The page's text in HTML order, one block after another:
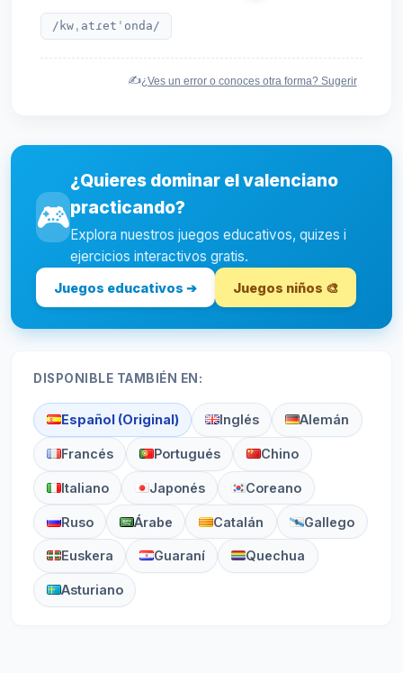
/kwˌatɾetˈonda/
✍️¿Ves un error o conoces otra forma? Sugerir
🎮
¿Quieres dominar el valenciano
practicando?
Explora nuestros juegos educativos, quizes i
ejercicios interactivos gratis.
Juegos educativos ➔ Juegos niños 🎨
DISPONIBLE TAMBIÉN EN:
Español (Original) Inglés Alemán
Francés Portugués Chino
Italiano Japonés Coreano
Ruso Árabe Catalán Gallego
Euskera Guaraní Quechua
Asturiano